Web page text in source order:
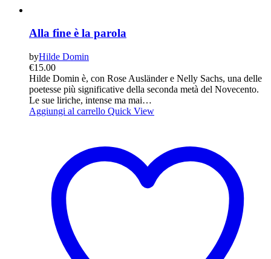
Alla fine è la parola
byHilde Domin
€15.00
Hilde Domin è, con Rose Ausländer e Nelly Sachs, una delle
poetesse più significative della seconda metà del Novecento.
Le sue liriche, intense ma mai…
Aggiungi al carrello Quick View